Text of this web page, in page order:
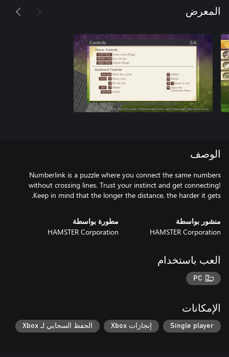
المعرض
الوصف
Numberlink is a puzzle where you connect the same numbers
without crossing lines. Trust your instinct and get connecting!
Keep in mind that the longer the distance, the harder it gets.
منشور بواسطة
HAMSTER Corporation
مطورة بواسطة
HAMSTER Corporation
العب باستخدام
PC
الإمكانات
Single player إنجازات Xbox الحفظ السحابي لـ Xbox